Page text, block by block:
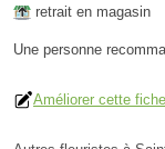
retrait en magasin
Une personne
Améliorer cette fiche